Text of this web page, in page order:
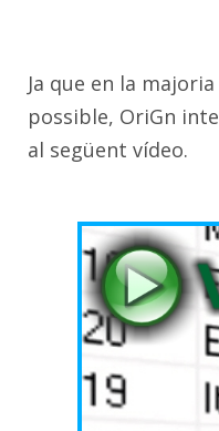
Ja que en la
possible, OriGn
al següent vídeo.